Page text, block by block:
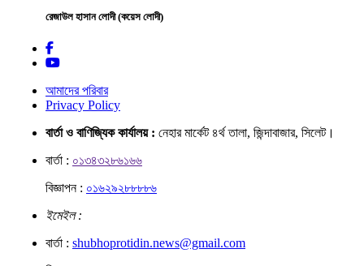
রেজাউল হাসান লোদী (কয়েস লোদী)
আমাদের পরিবার
Privacy Policy
বার্তা ও বাণিজ্যিক কার্যালয় : নেহার মার্কেট ৪র্থ তালা, জিন্দাবাজার, সিলেট।
বার্তা : ০১৩৪৩২৮৬১৬৬
বিজ্ঞাপন : ০১৬২৯২৮৮৮৮৬
ইমেইল :
বার্তা : shubhoprotidin.news@gmail.com